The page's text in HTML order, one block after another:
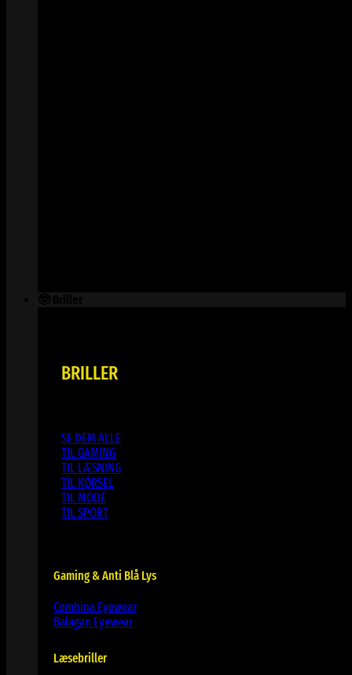
BRILLER
SE DEM ALLE
TIL GAMING
TIL LÆSNING
TIL KØRSEL
TIL MODE
TIL SPORT
Gaming & Anti Blå Lys
Combina Eyewear
Balagan Eyewear
Læsebriller